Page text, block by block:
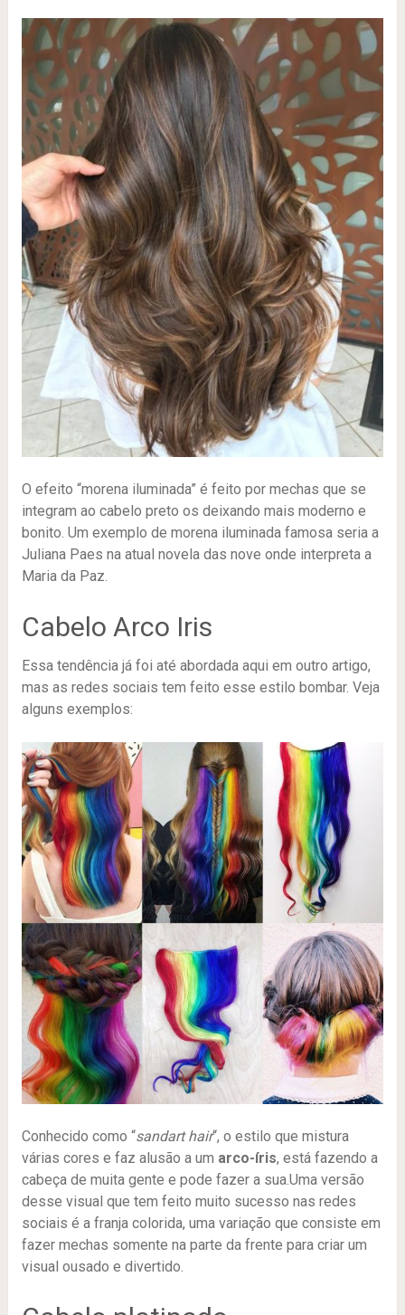
O efeito “morena iluminada” é feito por mechas que se
integram ao cabelo preto os deixando mais moderno e
bonito. Um exemplo de morena iluminada famosa seria a
Juliana Paes na atual novela das nove onde interpreta a
Maria da Paz.
Cabelo Arco Iris
Essa tendência já foi até abordada aqui em outro artigo,
mas as redes sociais tem feito esse estilo bombar. Veja
alguns exemplos:
Conhecido como “sandart hair“, o estilo que mistura
várias cores e faz alusão a um arco-íris, está fazendo a
cabeça de muita gente e pode fazer a sua.Uma versão
desse visual que tem feito muito sucesso nas redes
sociais é a franja colorida, uma variação que consiste em
fazer mechas somente na parte da frente para criar um
visual ousado e divertido.